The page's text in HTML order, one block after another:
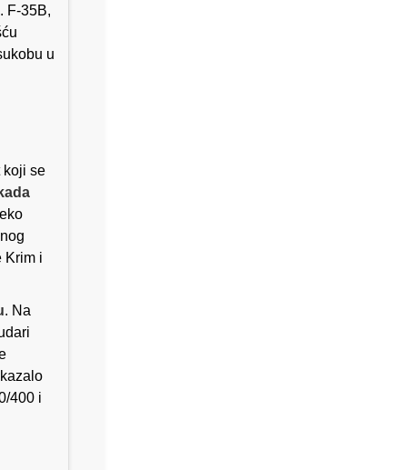
F-35B,
u
koji se
Krim i
. Na
400 i